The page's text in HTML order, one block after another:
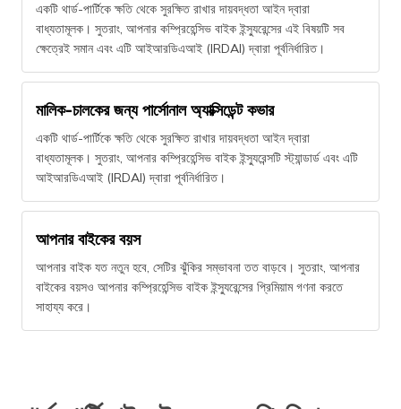
একটি থার্ড-পার্টিকে ক্ষতি থেকে সুরক্ষিত রাখার দায়বদ্ধতা আইন দ্বারা
বাধ্যতামূলক। সুতরাং, আপনার কম্প্রিহেন্সিভ বাইক ইন্স্যুরেন্সের এই বিষয়টি সব
ক্ষেত্রেই সমান এবং এটি আইআরডিএআই (IRDAI) দ্বারা পূর্বনির্ধারিত।
মালিক-চালকের জন্য পার্সোনাল অ্যাক্সিডেন্ট কভার
একটি থার্ড-পার্টিকে ক্ষতি থেকে সুরক্ষিত রাখার দায়বদ্ধতা আইন দ্বারা
বাধ্যতামূলক। সুতরাং, আপনার কম্প্রিহেন্সিভ বাইক ইন্স্যুরেন্সটি স্ট্যান্ডার্ড এবং এটি
আইআরডিএআই (IRDAI) দ্বারা পূর্বনির্ধারিত।
আপনার বাইকের বয়স
আপনার বাইক যত নতুন হবে, সেটির ঝুঁকির সম্ভাবনা তত বাড়বে। সুতরাং, আপনার
বাইকের বয়সও আপনার কম্প্রিহেন্সিভ বাইক ইন্স্যুরেন্সের প্রিমিয়াম গণনা করতে
সাহায্য করে।